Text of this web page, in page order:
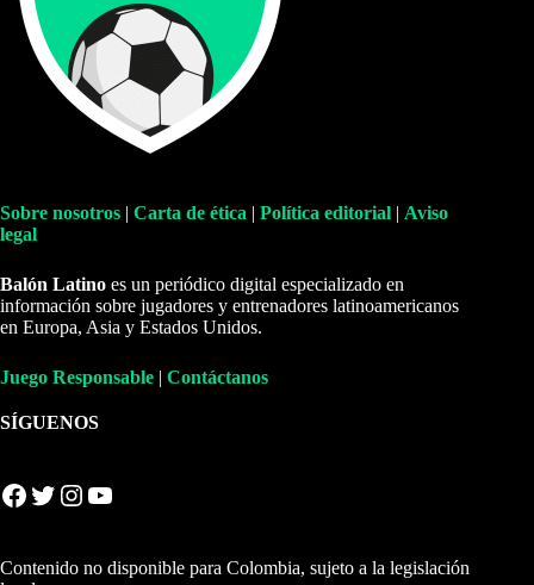
Sobre nosotros | Carta de ética | Política editorial | Aviso
legal
Balón Latino es un periódico digital especializado en
información sobre jugadores y entrenadores latinoamericanos
en Europa, Asia y Estados Unidos.
Juego Responsable | Contáctanos
SÍGUENOS
Facebook Twitter Instagram YouTube
Contenido no disponible para Colombia, sujeto a la legislación